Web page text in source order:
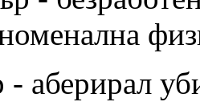
аберирал